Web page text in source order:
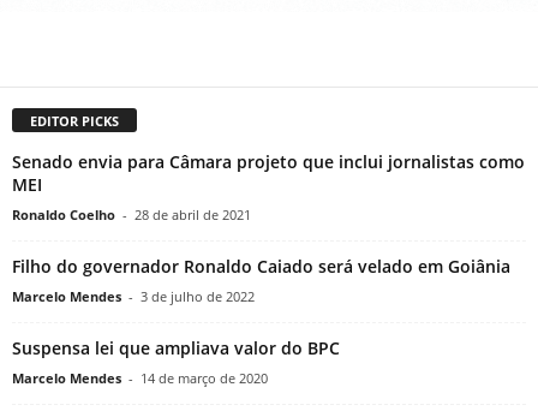
EDITOR PICKS
Senado envia para Câmara projeto que inclui jornalistas como
MEI
Ronaldo Coelho - 28 de abril de 2021
Filho do governador Ronaldo Caiado será velado em Goiânia
Marcelo Mendes - 3 de julho de 2022
Suspensa lei que ampliava valor do BPC
Marcelo Mendes - 14 de março de 2020